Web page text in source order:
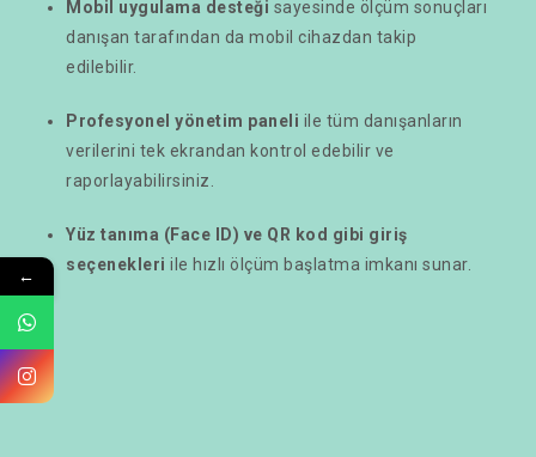
Mobil uygulama desteği sayesinde ölçüm sonuçları
danışan tarafından da mobil cihazdan takip
edilebilir.
Profesyonel yönetim paneli ile tüm danışanların
verilerini tek ekrandan kontrol edebilir ve
raporlayabilirsiniz.
Yüz tanıma (Face ID) ve QR kod gibi giriş
seçenekleri ile hızlı ölçüm başlatma imkanı sunar.
←